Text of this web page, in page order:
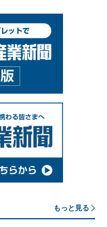
もっと見る